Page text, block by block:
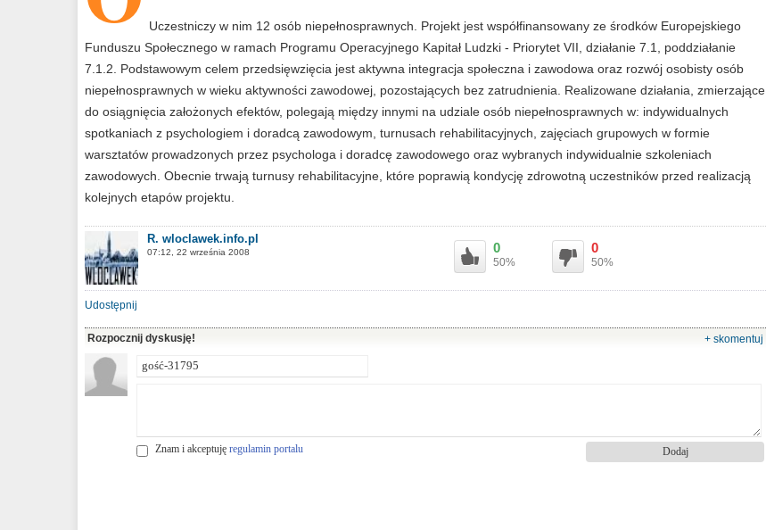
Uczestniczy w nim 12 osób niepełnosprawnych. Projekt jest współfinansowany ze środków Europejskiego
Funduszu Społecznego w ramach Programu Operacyjnego Kapitał Ludzki - Priorytet VII, działanie 7.1, poddziałanie
7.1.2. Podstawowym celem przedsięwzięcia jest aktywna integracja społeczna i zawodowa oraz rozwój osobisty osób
niepełnosprawnych w wieku aktywności zawodowej, pozostających bez zatrudnienia. Realizowane działania, zmierzające
do osiągnięcia założonych efektów, polegają między innymi na udziale osób niepełnosprawnych w: indywidualnych
spotkaniach z psychologiem i doradcą zawodowym, turnusach rehabilitacyjnych, zajęciach grupowych w formie
warsztatów prowadzonych przez psychologa i doradcę zawodowego oraz wybranych indywidualnie szkoleniach
zawodowych. Obecnie trwają turnusy rehabilitacyjne, które poprawią kondycję zdrowotną uczestników przed realizacją
kolejnych etapów projektu.
R. wloclawek.info.pl
07:12, 22 września 2008 0
50%
0
50%
Udostępnij
Rozpocznij dyskusję! + skomentuj
Znam i akceptuję regulamin portalu